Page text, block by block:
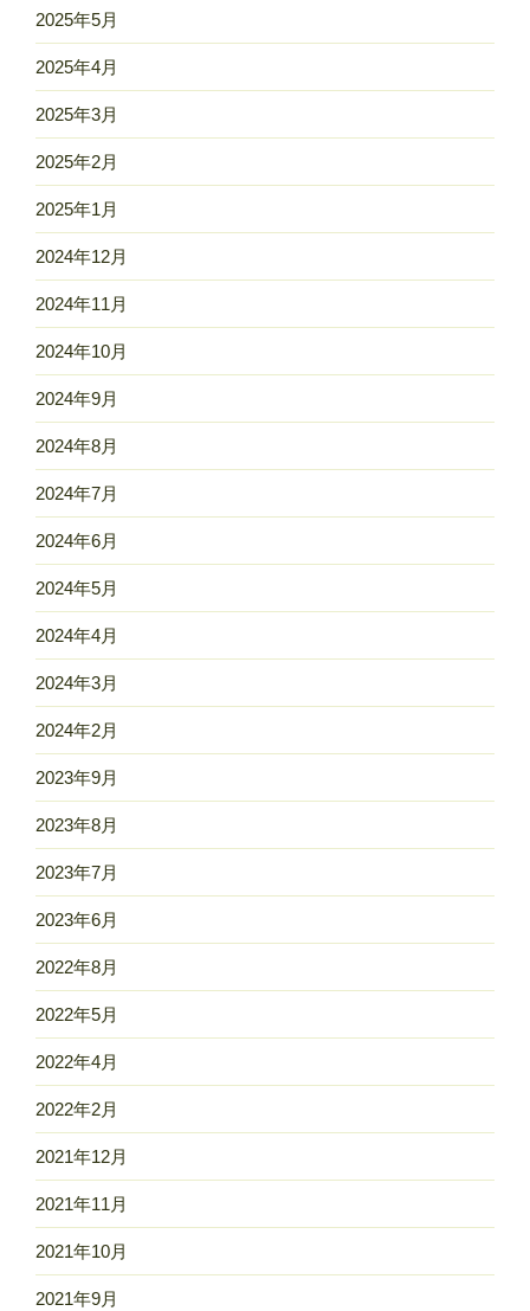
2025年5月
2025年4月
2025年3月
2025年2月
2025年1月
2024年12月
2024年11月
2024年10月
2024年9月
2024年8月
2024年7月
2024年6月
2024年5月
2024年4月
2024年3月
2024年2月
2023年9月
2023年8月
2023年7月
2023年6月
2022年8月
2022年5月
2022年4月
2022年2月
2021年12月
2021年11月
2021年10月
2021年9月